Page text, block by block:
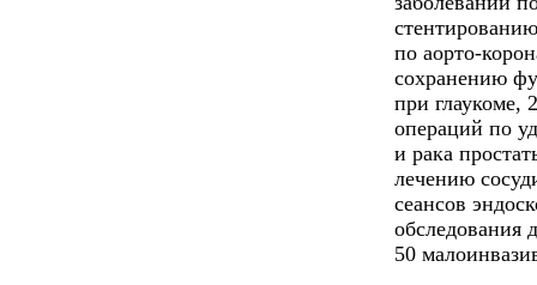
по аорто-
сохранению
при глаукоме,
операций по
и рака
лечению
сеансов
обследования
50